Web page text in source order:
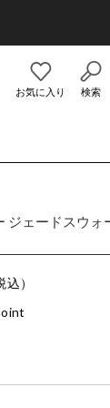
お気に入り 検索
ジェードスウォ
込）